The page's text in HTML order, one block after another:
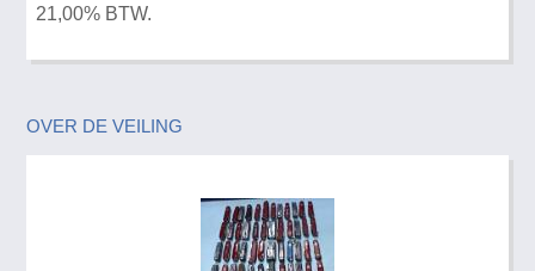
21,00% BTW.
OVER DE VEILING